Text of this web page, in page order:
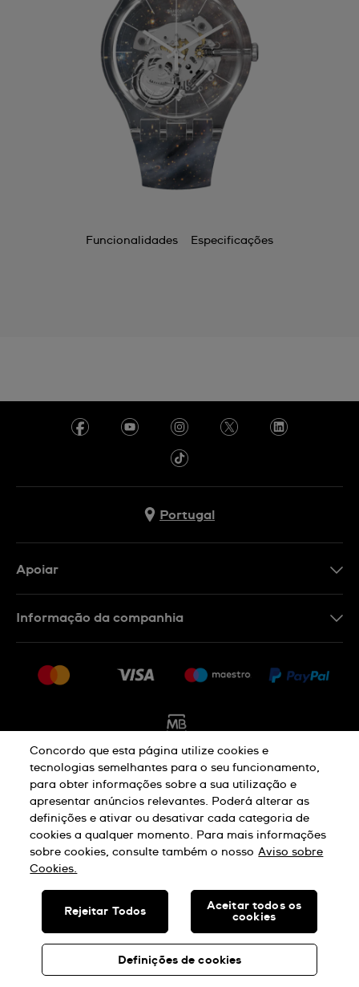
Funcionalidades Especificações
Portugal
Apoiar
Rescindir o contrato
Informação da companhia
Carreiras
Aviso De Privacidade Aviso De Cookies
Termos E Condições De Uso
SWISS MADE
© SWATCH AG 2026. TODOS OS DIREITOS RESERVADOS: SWISS
Concordo que esta página utilize cookies e
tecnologias semelhantes para o seu funcionamento,
para obter informações sobre a sua utilização e
apresentar anúncios relevantes. Poderá alterar as
definições e ativar ou desativar cada categoria de
cookies a qualquer momento. Para mais informações
sobre cookies, consulte também o nosso Aviso sobre
Cookies.
Definições de cookies
Rejeitar Todos
Aceitar todos os
cookies